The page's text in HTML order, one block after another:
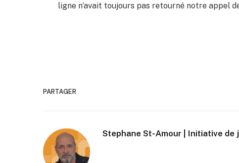
ligne n’avait toujours pas retourné notre appel
PARTAGER
Stephane St-Amour | Initiative de